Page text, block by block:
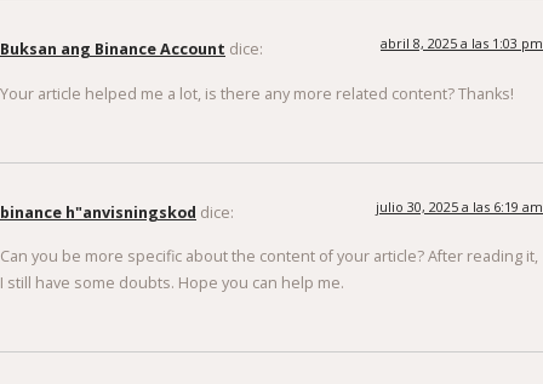
Buksan ang Binance Account dice: abril 8, 2025 a las 1:03 pm
Your article helped me a lot, is there any more related content? Thanks!
binance h"anvisningskod dice: julio 30, 2025 a las 6:19 am
Can you be more specific about the content of your article? After reading it,
I still have some doubts. Hope you can help me.